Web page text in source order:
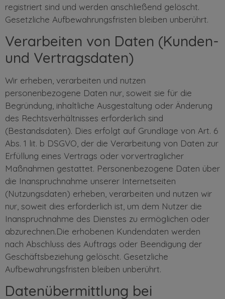
registriert sind und werden anschließend gelöscht.
Gesetzliche Aufbewahrungsfristen bleiben unberührt.
Verarbeiten von Daten (Kunden-
und Vertragsdaten)
Wir erheben, verarbeiten und nutzen
personenbezogene Daten nur, soweit sie für die
Begründung, inhaltliche Ausgestaltung oder Änderung
des Rechtsverhältnisses erforderlich sind
(Bestandsdaten). Dies erfolgt auf Grundlage von Art. 6
Abs. 1 lit. b DSGVO, der die Verarbeitung von Daten zur
Erfüllung eines Vertrags oder vorvertraglicher
Maßnahmen gestattet. Personenbezogene Daten über
die Inanspruchnahme unserer Internetseiten
(Nutzungsdaten) erheben, verarbeiten und nutzen wir
nur, soweit dies erforderlich ist, um dem Nutzer die
Inanspruchnahme des Dienstes zu ermöglichen oder
abzurechnen.Die erhobenen Kundendaten werden
nach Abschluss des Auftrags oder Beendigung der
Geschäftsbeziehung gelöscht. Gesetzliche
Aufbewahrungsfristen bleiben unberührt.
Datenübermittlung bei